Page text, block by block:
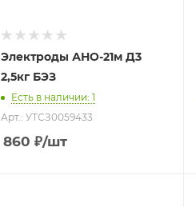
Электроды АНО-21м Д3
2,5кг БЭЗ
Есть в наличии: 1
Арт.: УТСЗ0059433
860 ₽/шт